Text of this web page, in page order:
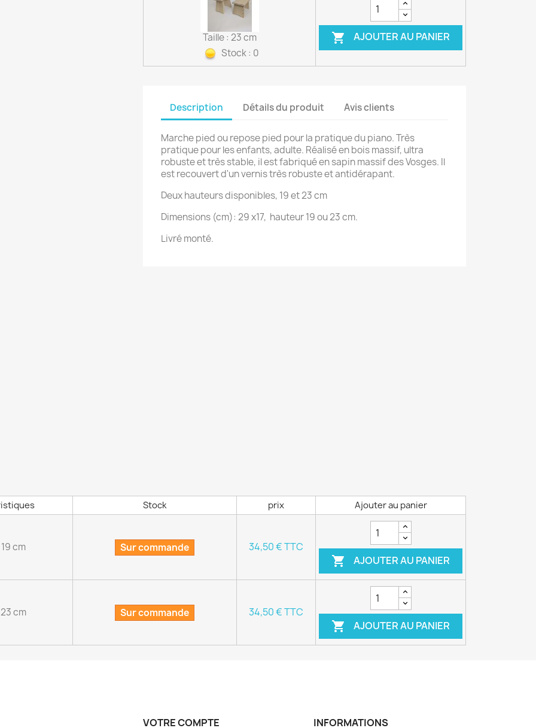
Taille : 23 cm
Stock : 0
 AJOUTER AU PANIER
Description Détails du produit Avis clients
Marche pied ou repose pied pour la pratique du piano. Très
pratique pour les enfants, adulte. Réalisé en bois massif, ultra
robuste et très stable, il est fabriqué en sapin massif des Vosges. Il
est recouvert d'un vernis très robuste et antidérapant.
Deux hauteurs disponibles, 19 et 23 cm
Dimensions (cm): 29 x17, hauteur 19 ou 23 cm.
Livré monté.
Stock prix Ajouter au panier
cm Sur commande 34,50 € TTC
 AJOUTER AU PANIER
cm Sur commande 34,50 € TTC
 AJOUTER AU PANIER
VOTRE COMPTE INFORMATIONS